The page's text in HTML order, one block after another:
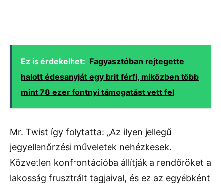
Ez is érdekelhet: Fagyasztóban rejtegette
halott édesanyját egy brit férfi, miközben több
mint 78 ezer fontnyi támogatást vett fel
Mr. Twist így folytatta: „Az ilyen jellegű
jegyellenőrzési műveletek nehézkesek.
Közvetlen konfrontációba állítják a rendőröket a
lakosság frusztrált tagjaival, és ez az egyébként